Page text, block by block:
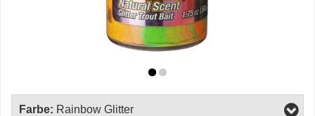
Farbe: Rainbow Glitter